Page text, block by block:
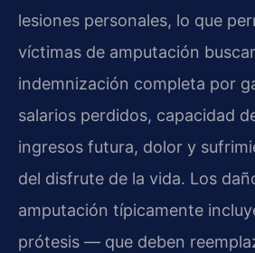
lesiones personales, lo que
víctimas de amputación
indemnización completa por
salarios perdidos, capacidad
ingresos futura, dolor y
del disfrute de la vida. Los
amputación típicamente
prótesis — que deben